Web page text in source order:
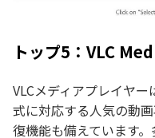
トップ5：VLC
VLCメディアプレイヤ
式に対応する人気の動
復機能も備えています